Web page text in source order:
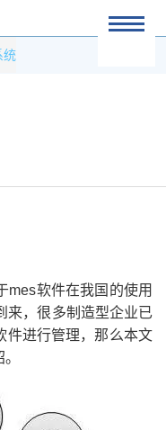
统
mes软件在我国的使用
来，很多制造型企业已
件进行管理，那么本文